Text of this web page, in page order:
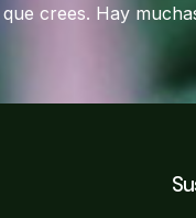
crees. Hay